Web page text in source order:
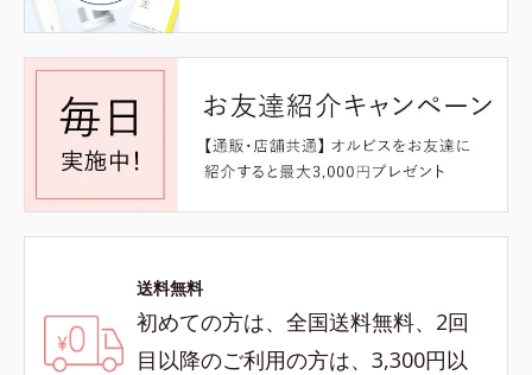
送料無料
初めての方は、全国送料無料、2回
目以降のご利用の方は、3,300円以